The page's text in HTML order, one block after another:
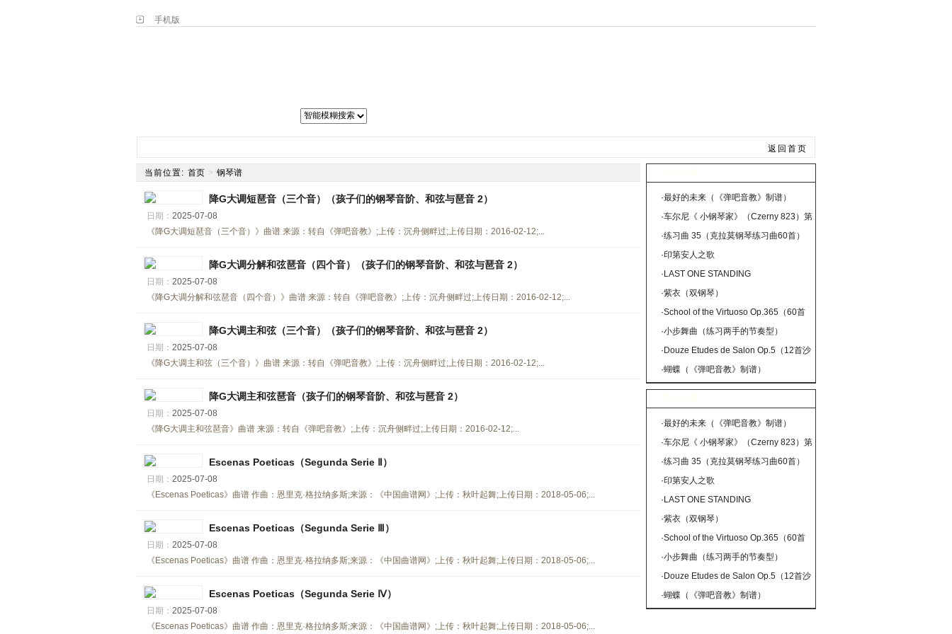
手机版
返回首页
当前位置: 首页 > 钢琴谱
降G大调短琶音（三个音）（孩子们的钢琴音阶、和弦与琶音 2）
日期： 2025-07-08
《降G大调短琶音（三个音）》曲谱 来源：转自《弹吧音教》;上传：沉舟侧畔过;上传日期：2016-02-12;...
降G大调分解和弦琶音（四个音）（孩子们的钢琴音阶、和弦与琶音 2）
日期： 2025-07-08
《降G大调分解和弦琶音（四个音）》曲谱 来源：转自《弹吧音教》;上传：沉舟侧畔过;上传日期：2016-02-12;...
降G大调主和弦（三个音）（孩子们的钢琴音阶、和弦与琶音 2）
日期： 2025-07-08
《降G大调主和弦（三个音）》曲谱 来源：转自《弹吧音教》;上传：沉舟侧畔过;上传日期：2016-02-12;...
降G大调主和弦琶音（孩子们的钢琴音阶、和弦与琶音 2）
日期： 2025-07-08
《降G大调主和弦琶音》曲谱 来源：转自《弹吧音教》;上传：沉舟侧畔过;上传日期：2016-02-12;...
Escenas Poeticas（Segunda Serie Ⅱ）
日期： 2025-07-08
《Escenas Poeticas》曲谱 作曲：恩里克·格拉纳多斯;来源：《中国曲谱网》;上传：秋叶起舞;上传日期：2018-05-06;...
Escenas Poeticas（Segunda Serie Ⅲ）
日期： 2025-07-08
《Escenas Poeticas》曲谱 作曲：恩里克·格拉纳多斯;来源：《中国曲谱网》;上传：秋叶起舞;上传日期：2018-05-06;...
Escenas Poeticas（Segunda Serie Ⅳ）
日期： 2025-07-08
《Escenas Poeticas》曲谱 作曲：恩里克·格拉纳多斯;来源：《中国曲谱网》;上传：秋叶起舞;上传日期：2018-05-06;...
·最好的未来（《弹吧音教》制谱）
·车尔尼《 小钢琴家》（Czerny 823）第
36首（曲谱及练习提示）
·练习曲 35（克拉莫钢琴练习曲60首）
·印第安人之歌
· LAST ONE STANDING
·紫衣（双钢琴）
·School of the Virtuoso Op.365（60首
钢琴高级练习曲·45）
·小步舞曲（练习两手的节奏型）
· Douze Etudes de Salon Op.5（12首沙
龙练习曲·9）
·蝴蝶（《弹吧音教》制谱）
·最好的未来（《弹吧音教》制谱）
·车尔尼《 小钢琴家》（Czerny 823）第
36首（曲谱及练习提示）
·练习曲 35（克拉莫钢琴练习曲60首）
·印第安人之歌
· LAST ONE STANDING
·紫衣（双钢琴）
·School of the Virtuoso Op.365（60首
钢琴高级练习曲·45）
·小步舞曲（练习两手的节奏型）
· Douze Etudes de Salon Op.5（12首沙
龙练习曲·9）
·蝴蝶（《弹吧音教》制谱）